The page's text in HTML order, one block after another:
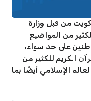
من قبل وزارة
من المواضيع
على حد سواء،
الكريم للكثير من
الإسلامي أيضًا بما